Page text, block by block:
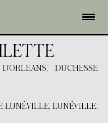
DUCHESSE
LUNÉVILLE, LUNÉVILLE,